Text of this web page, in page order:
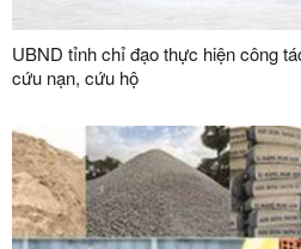
UBND tỉnh chỉ đạo thực hiện công
cứu nạn, cứu hộ